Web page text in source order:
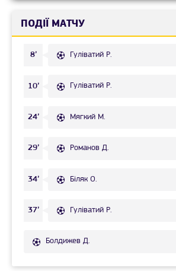
ПОДІЇ МАТЧУ
8’ Гуліватий Р.
10’ Гуліватий Р.
24’ Мягкий М.
29’ Романов Д.
34’ Біляк О.
37’ Гуліватий Р.
Болдижев Д.